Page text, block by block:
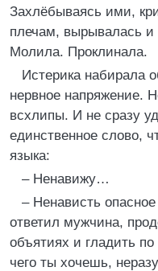
Захлёбываясь ими,
плечам, вырывалась и
Молила. Проклинала.
Истерика набирала
нервное напряжение.
всхлипы. И не сразу
единственное слово,
языка:
– Ненавижу…
– Ненависть
ответил мужчина,
объятиях и гладить
чего ты хочешь,